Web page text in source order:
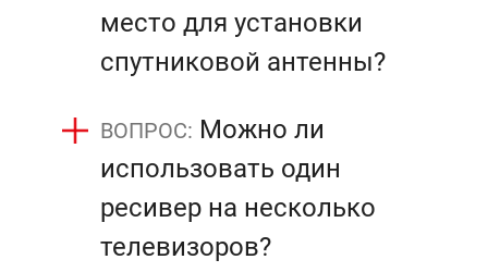
место для установки
спутниковой антенны?
Можно ли
использовать один
ресивер на несколько
телевизоров?